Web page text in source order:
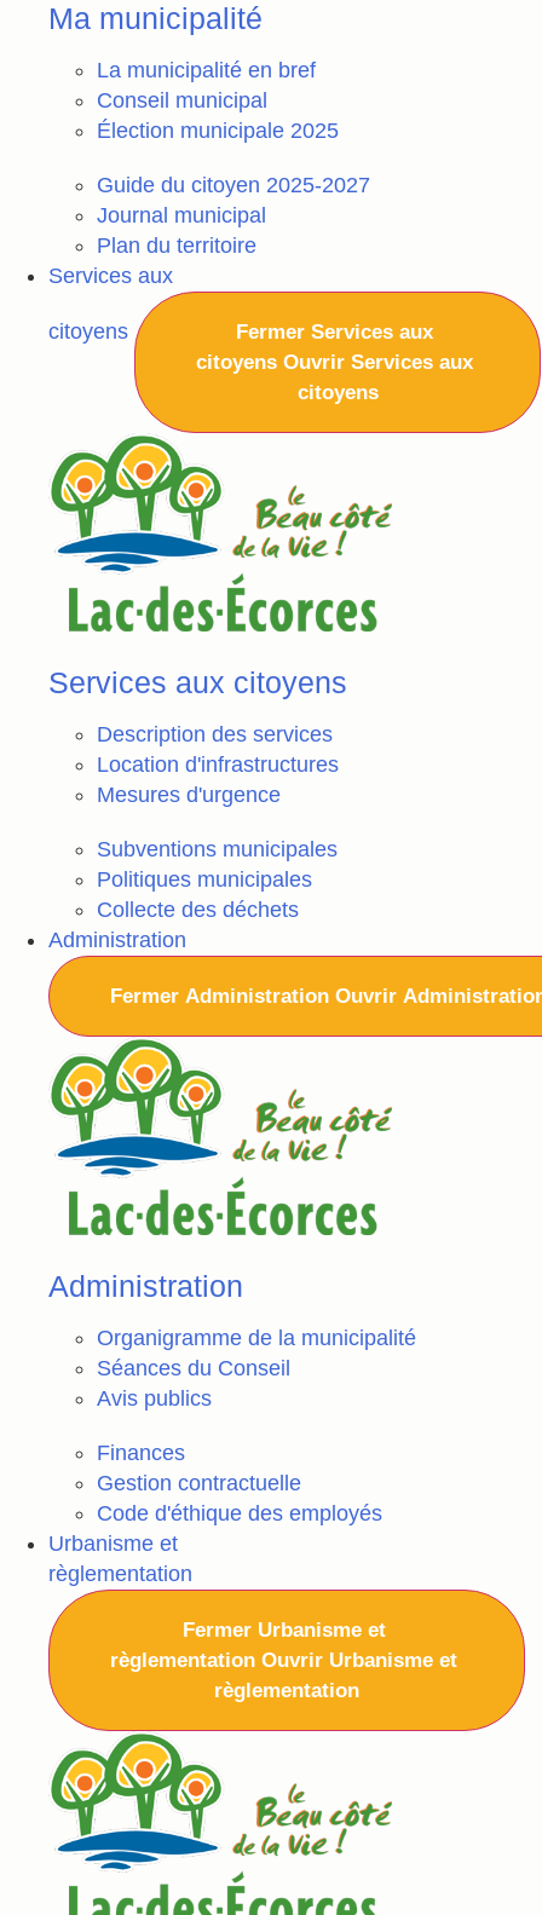
Ma municipalité
La municipalité en bref
Conseil municipal
Élection municipale 2025
Guide du citoyen 2025-2027
Journal municipal
Plan du territoire
Services aux
citoyens
Fermer Services aux
citoyens Ouvrir Services aux
citoyens
Services aux citoyens
Description des services
Location d'infrastructures
Mesures d'urgence
Subventions municipales
Politiques municipales
Collecte des déchets
Administration
Fermer Administration Ouvrir
Administration
Organigramme de la municipalité
Séances du Conseil
Avis publics
Finances
Gestion contractuelle
Code d'éthique des employés
Urbanisme et
règlementation
Fermer Urbanisme et
règlementation Ouvrir Urbanisme et
règlementation